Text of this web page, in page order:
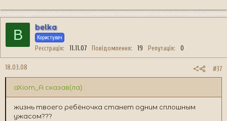
B belka
Користувач
Реєстрація 11.11.07 Повідомлення 19 Репутація 0
18.03.08 #37
aXiom_A сказав(ла):
жизнь твоего ребёночка станет одним сплошным
ужасом???